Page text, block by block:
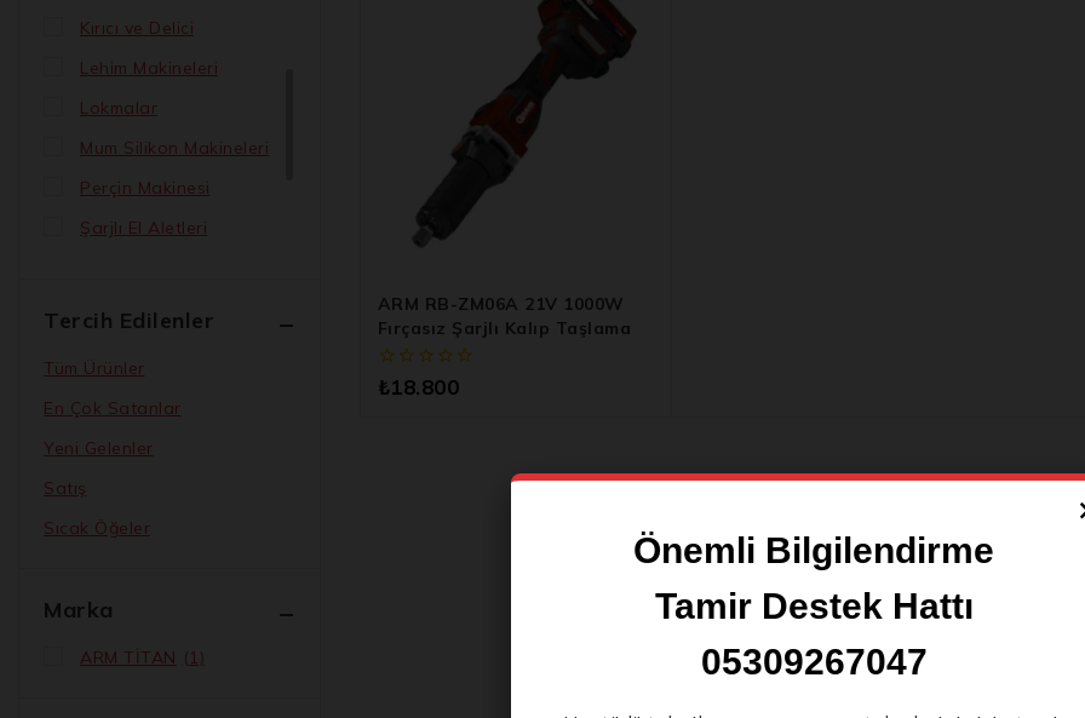
ARM RB-ZM06A 21V 1000W
Fırçasız Şarjlı Kalıp Taşlama
0
₺18.800
Kırıcı ve Delici
Lehim Makineleri
Lokmalar
Mum Silikon Makineleri
Perçin Makinesi
Şarjlı El Aletleri
Somun Sökmeler
Tercih Edilenler
Tüm Ürünler
En Çok Satanlar
Yeni Gelenler
Satış
Sıcak Öğeler
Marka
ARM TİTAN (1)
Önemli Bilgilendirme
Tamir Destek Hattı
05309267047